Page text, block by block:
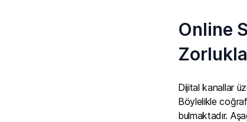
Online
Dijital kanallar
Böylelikle
bulmaktadır.